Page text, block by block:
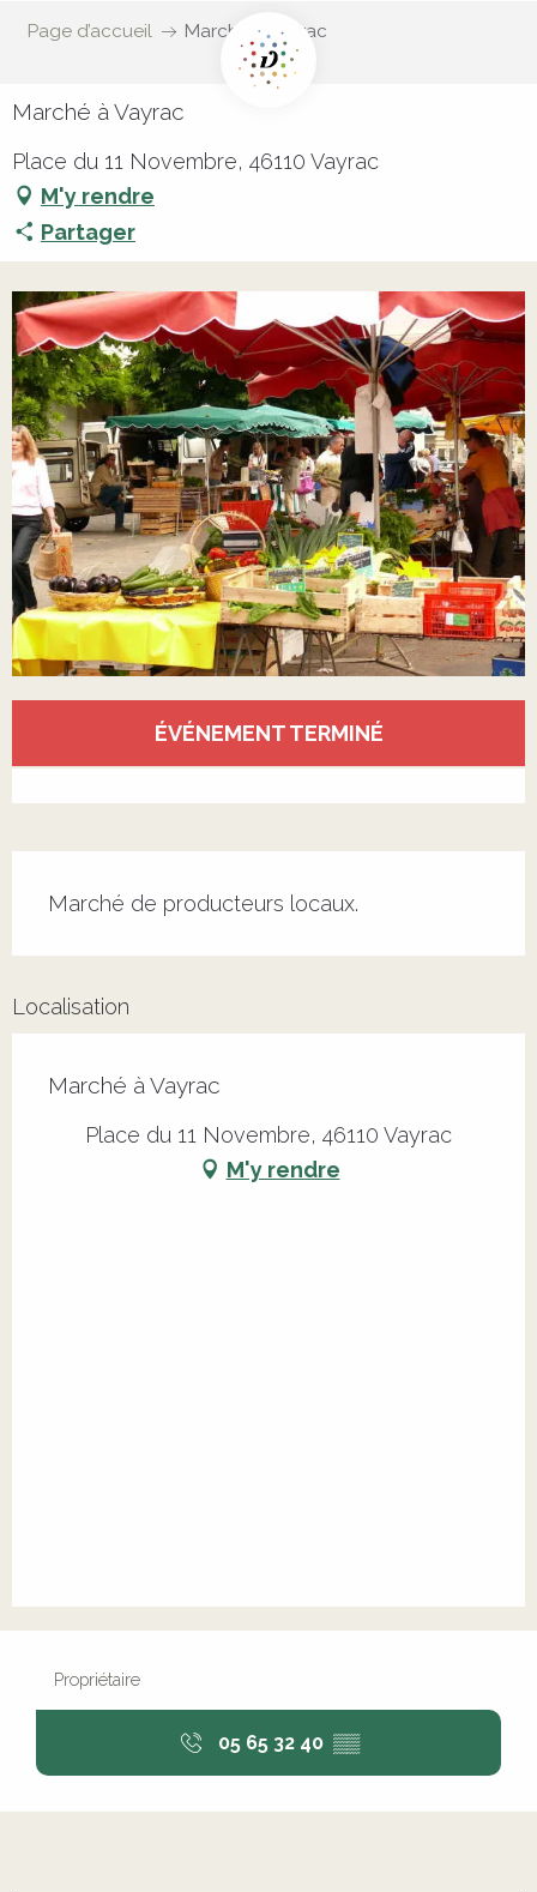
Page d’accueil Marché à Vayrac
Marché à Vayrac
Place du 11 Novembre, 46110 Vayrac
M'y rendre
Partager
Ouverture et coordonnées
ÉVÉNEMENT TERMINÉ
Marché de producteurs locaux.
Localisation
Marché à Vayrac
Place du 11 Novembre, 46110 Vayrac
M'y rendre
Propriétaire
05 65 32 40 ▒▒